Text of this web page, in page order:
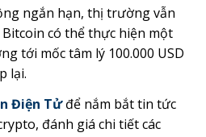
ngắn hạn, thị trường vẫn
có thể thực hiện một
tới mốc tâm lý 100.000 USD
lại.
Điện Tửđể nắm bắt tin tức
đánh giá chi tiết các